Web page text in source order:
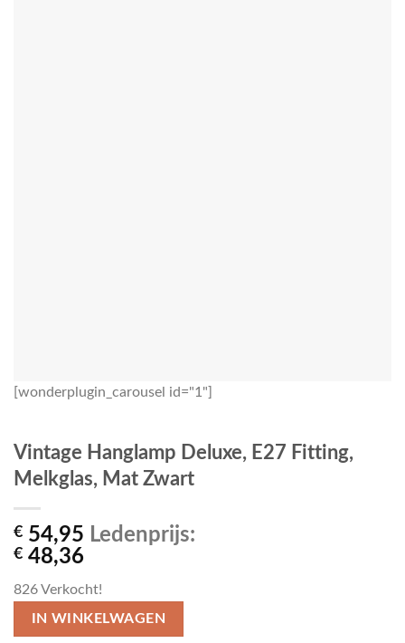
[wonderplugin_carousel id="1"]
Vintage Hanglamp Deluxe, E27 Fitting,
Melkglas, Mat Zwart
€ 54,95 Ledenprijs:
€ 48,36
826Verkocht!
IN WINKELWAGEN